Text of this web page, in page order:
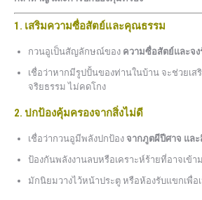
1. เสริมความซื่อสัตย์และคุณธรรม
กวนอูเป็นสัญลักษณ์ของ ความซื่อสัตย์และจ
เชื่อว่าหากมีรูปปั้นของท่านในบ้าน จะช่วยเ
จริยธรรม ไม่คดโกง
2. ปกป้องคุ้มครองจากสิ่งไม่ดี
เชื่อว่ากวนอูมีพลังปกป้อง จากภูตผีปีศาจ แล
ป้องกันพลังงานลบหรือเคราะห์ร้ายที่อาจเข้า
มักนิยมวางไว้หน้าประตู หรือห้องรับแขกเพื่อ